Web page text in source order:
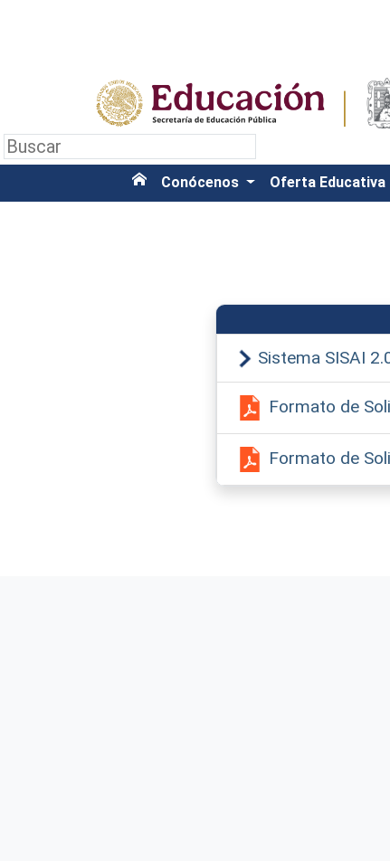
Conócenos Oferta Educativa
Sistema SISAI
Formato de
Formato de